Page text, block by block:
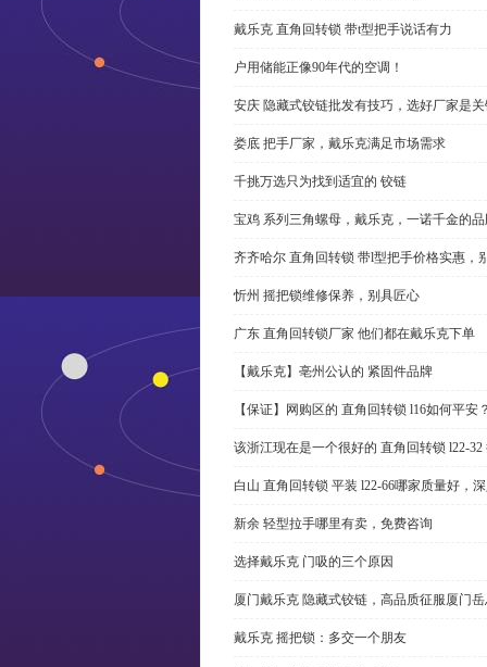
戴乐克 直角回转锁 带t型把手说话有力
户用储能正像90年代的空调！
安庆 隐藏式铰链批发有技巧，选好厂家是
娄底 把手厂家，戴乐克满足市场需求
千挑万选只为找到适宜的 铰链
宝鸡 系列三角螺母，戴乐克，一诺千金的
齐齐哈尔 直角回转锁 带l型把手价格实惠，
忻州 摇把锁维修保养，别具匠心
广东 直角回转锁厂家 他们都在戴乐克下单
【戴乐克】亳州公认的 紧固件品牌
【保证】网购区的 直角回转锁 l16如何平安
该浙江现在是一个很好的 直角回转锁 l22-
白山 直角回转锁 平装 l22-66哪家质量好，
新余 轻型拉手哪里有卖，免费咨询
选择戴乐克 门吸的三个原因
厦门戴乐克 隐藏式铰链，高品质征服厦门
戴乐克 摇把锁：多交一个朋友